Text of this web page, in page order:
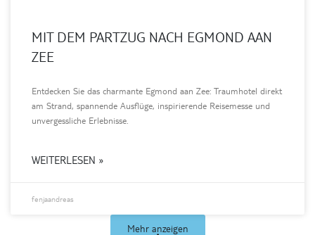
MIT DEM PARTZUG NACH EGMOND AAN
ZEE
Entdecken Sie das charmante Egmond aan Zee: Traumhotel direkt
am Strand, spannende Ausflüge, inspirierende Reisemesse und
unvergessliche Erlebnisse.
WEITERLESEN »
fenjaandreas
Mehr anzeigen